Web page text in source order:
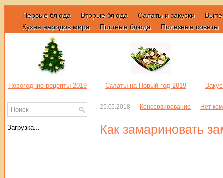
Первые блюда Вторые блюда Салаты и закуски
Кухня народов мира
Постные блюда Полезные советы
Новогодние рецепты 2019 Салаты на Новый год 2019
25.05.2018 Консервирование Нет
Как замариновать
Загрузка...